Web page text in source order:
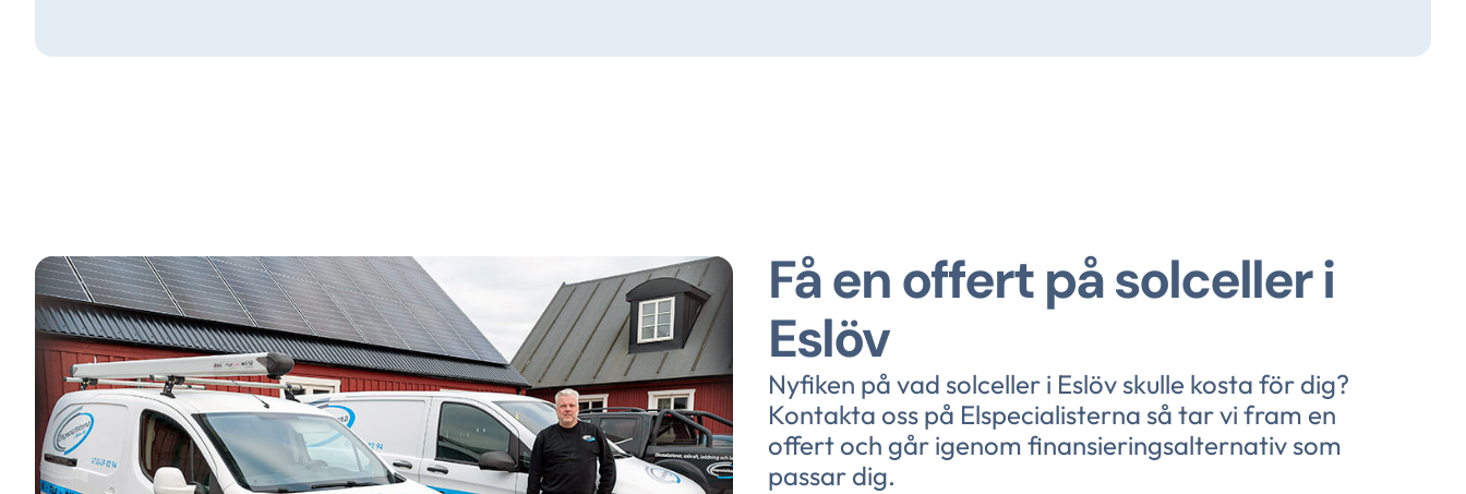
Få en offert på solceller i
Eslöv
Nyfiken på vad solceller i Eslöv skulle kosta för dig?
Kontakta oss på Elspecialisterna så tar vi fram en
offert och går igenom finansieringsalternativ som
passar dig.